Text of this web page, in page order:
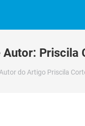
Autor: Priscila
aqui:
Autor do Artigo Priscila